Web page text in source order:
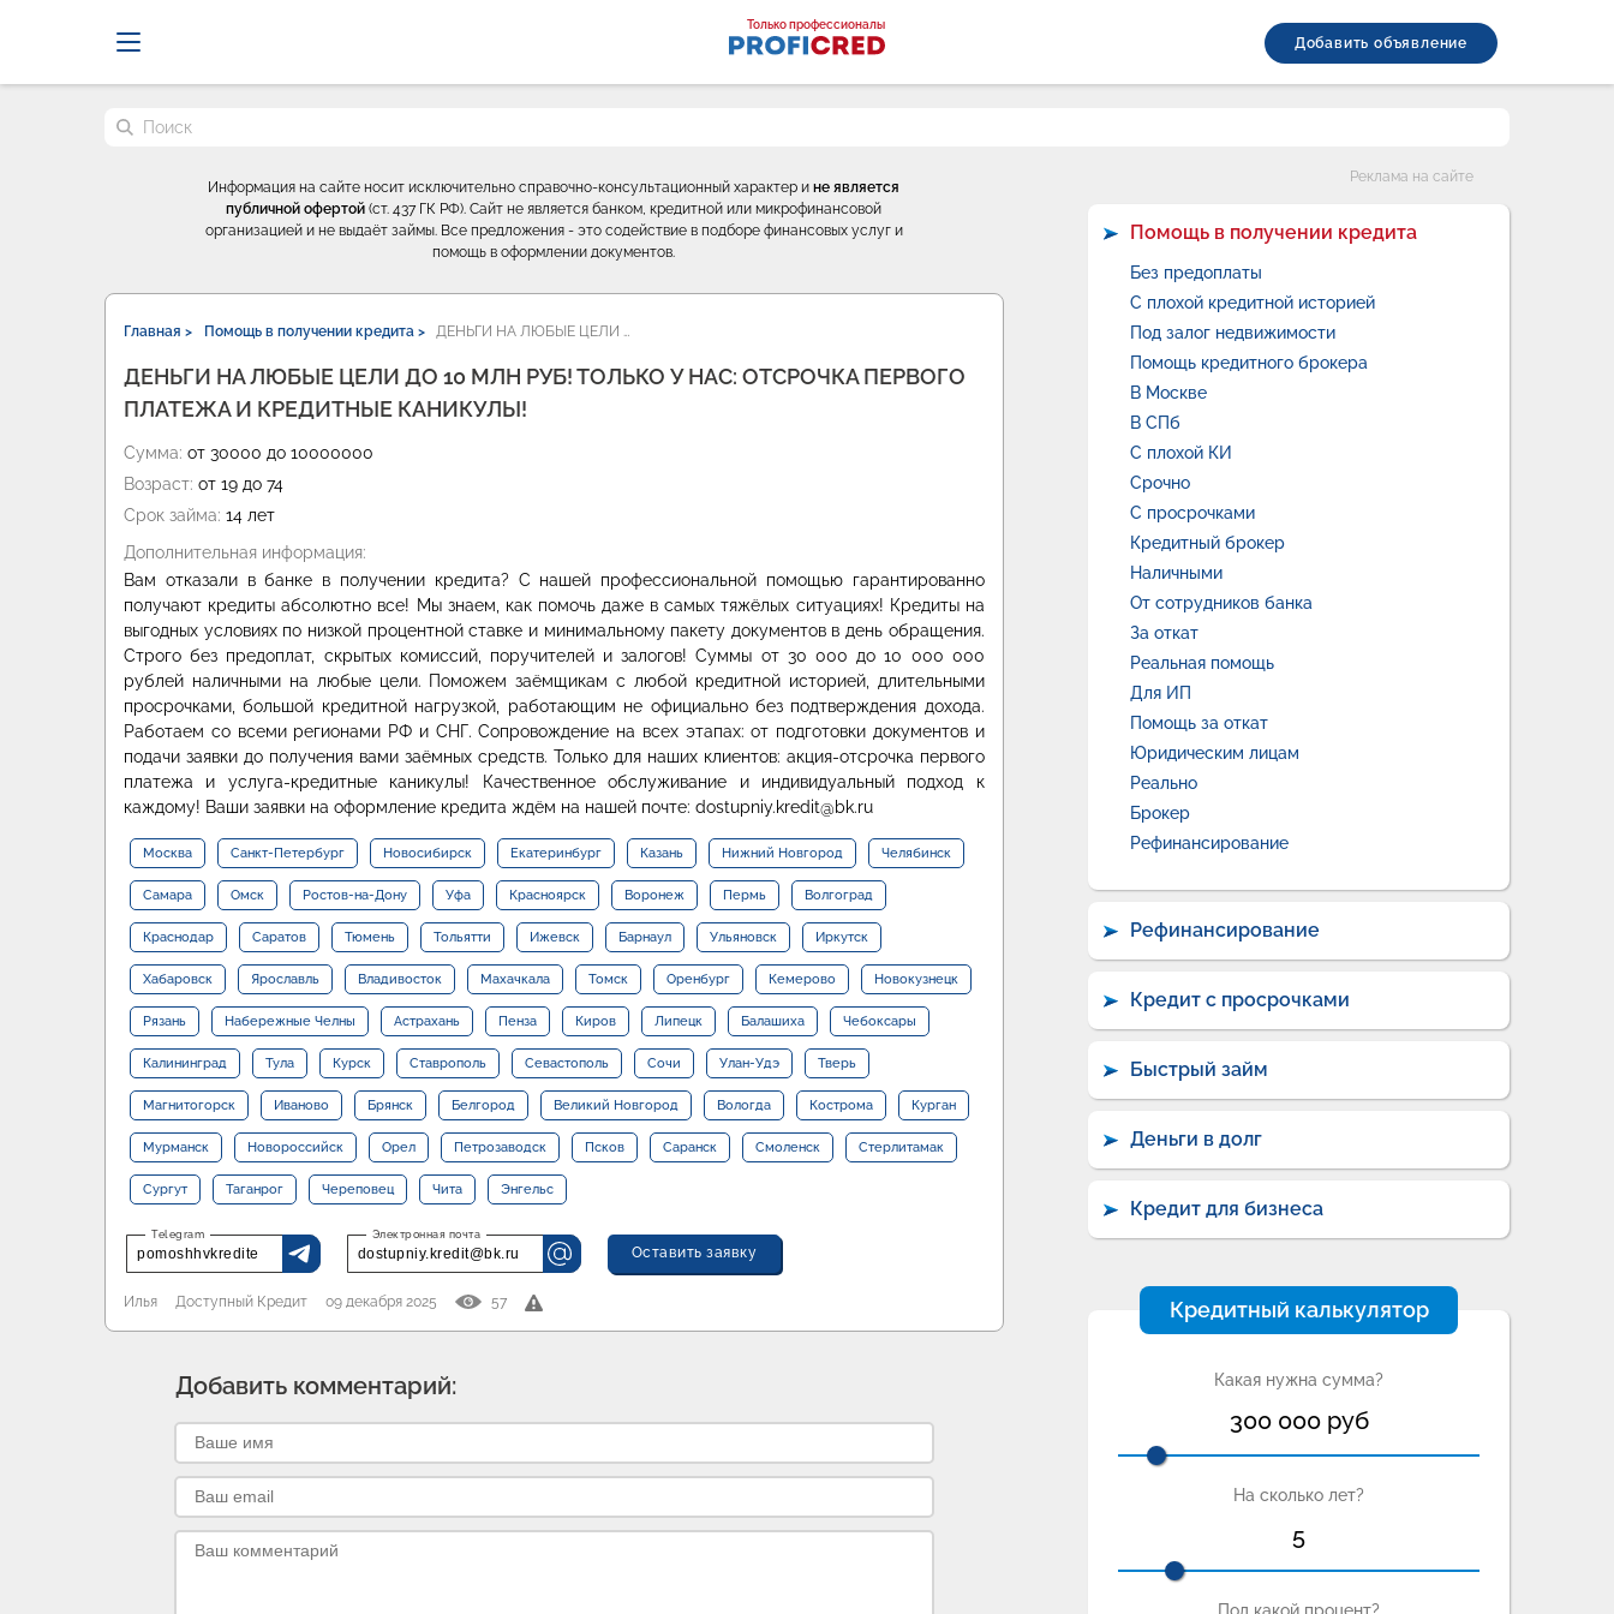
Только профессионалы
Добавить объявление
Поиск по сайту
Информация на сайте носит исключительно справочно-консультационный характер ине является
публичной офертой (ст. 437 ГК РФ). Сайт не является банком, кредитной или микрофинансовой
организацией и не выдаёт займы. Все предложения - это содействие в подборе финансовых услуг и
помощь в оформлении документов.
Главная > Помощь в получении кредита > ДЕНЬГИ НА ЛЮБЫЕ ЦЕЛИ …
ДЕНЬГИ НА ЛЮБЫЕ ЦЕЛИ ДО 10 МЛН РУБ! ТОЛЬКО У НАС: ОТСРОЧКА ПЕРВОГО
ПЛАТЕЖА И КРЕДИТНЫЕ КАНИКУЛЫ!
Сумма: от 30000 до 10000000
Возраст: от 19 до 74
Срок займа: 14 лет
Дополнительная информация:
Вам отказали в банке в получении кредита? С нашей профессиональной помощью гарантированно
получают кредиты абсолютно все! Мы знаем, как помочь даже в самых тяжёлых ситуациях! Кредиты на
выгодных условиях по низкой процентной ставке и минимальному пакету документов в день обращения.
Строго без предоплат, скрытых комиссий, поручителей и залогов! Суммы от 30 000 до 10 000 000
рублей наличными на любые цели. Поможем заёмщикам с любой кредитной историей, длительными
просрочками, большой кредитной нагрузкой, работающим не официально без подтверждения дохода.
Работаем со всеми регионами РФ и СНГ. Сопровождение на всех этапах: от подготовки документов и
подачи заявки до получения вами заёмных средств. Только для наших клиентов: акция-отсрочка первого
платежа и услуга-кредитные каникулы! Качественное обслуживание и индивидуальный подход к
каждому! Ваши заявки на оформление кредита ждём на нашей почте: dostupniy.kredit@bk.ru
Москва Санкт-Петербург Новосибирск Екатеринбург Казань Нижний Новгород Челябинск
Самара Омск Ростов-на-Дону Уфа Красноярск Воронеж Пермь Волгоград
Краснодар Саратов Тюмень Тольятти Ижевск Барнаул Ульяновск Иркутск
Хабаровск Ярославль Владивосток Махачкала Томск Оренбург Кемерово Новокузнецк
Рязань Набережные Челны Астрахань Пенза Киров Липецк Балашиха Чебоксары
Калининград Тула Курск Ставрополь Севастополь Сочи Улан-Удэ Тверь
Магнитогорск Иваново Брянск Белгород Великий Новгород Вологда Кострома Курган
Мурманск Новороссийск Орел Петрозаводск Псков Саранск Смоленск Стерлитамак
Сургут Таганрог Череповец Чита Энгельс
pomoshhvkredite dostupniy.kredit@bk.ru Оставить заявку
Илья Доступный Кредит 09 декабря 2025 57
Добавить комментарий:
Реклама на сайте
Помощь в получении кредита
Без предоплаты
С плохой кредитной историей
Под залог недвижимости
Помощь кредитного брокера
В Москве
В СПб
С плохой КИ
Срочно
С просрочками
Кредитный брокер
Наличными
От сотрудников банка
За откат
Реальная помощь
Для ИП
Помощь за откат
Юридическим лицам
Реально
Брокер
Рефинансирование
Рефинансирование
Кредит с просрочками
Быстрый займ
Деньги в долг
Кредит для бизнеса
Кредитный калькулятор
Какая нужна сумма?
300 000руб
На сколько лет?
5